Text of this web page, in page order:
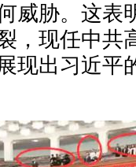
威胁。这表
，现任中共
现出习近平